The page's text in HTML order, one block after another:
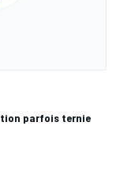
parfois ternie